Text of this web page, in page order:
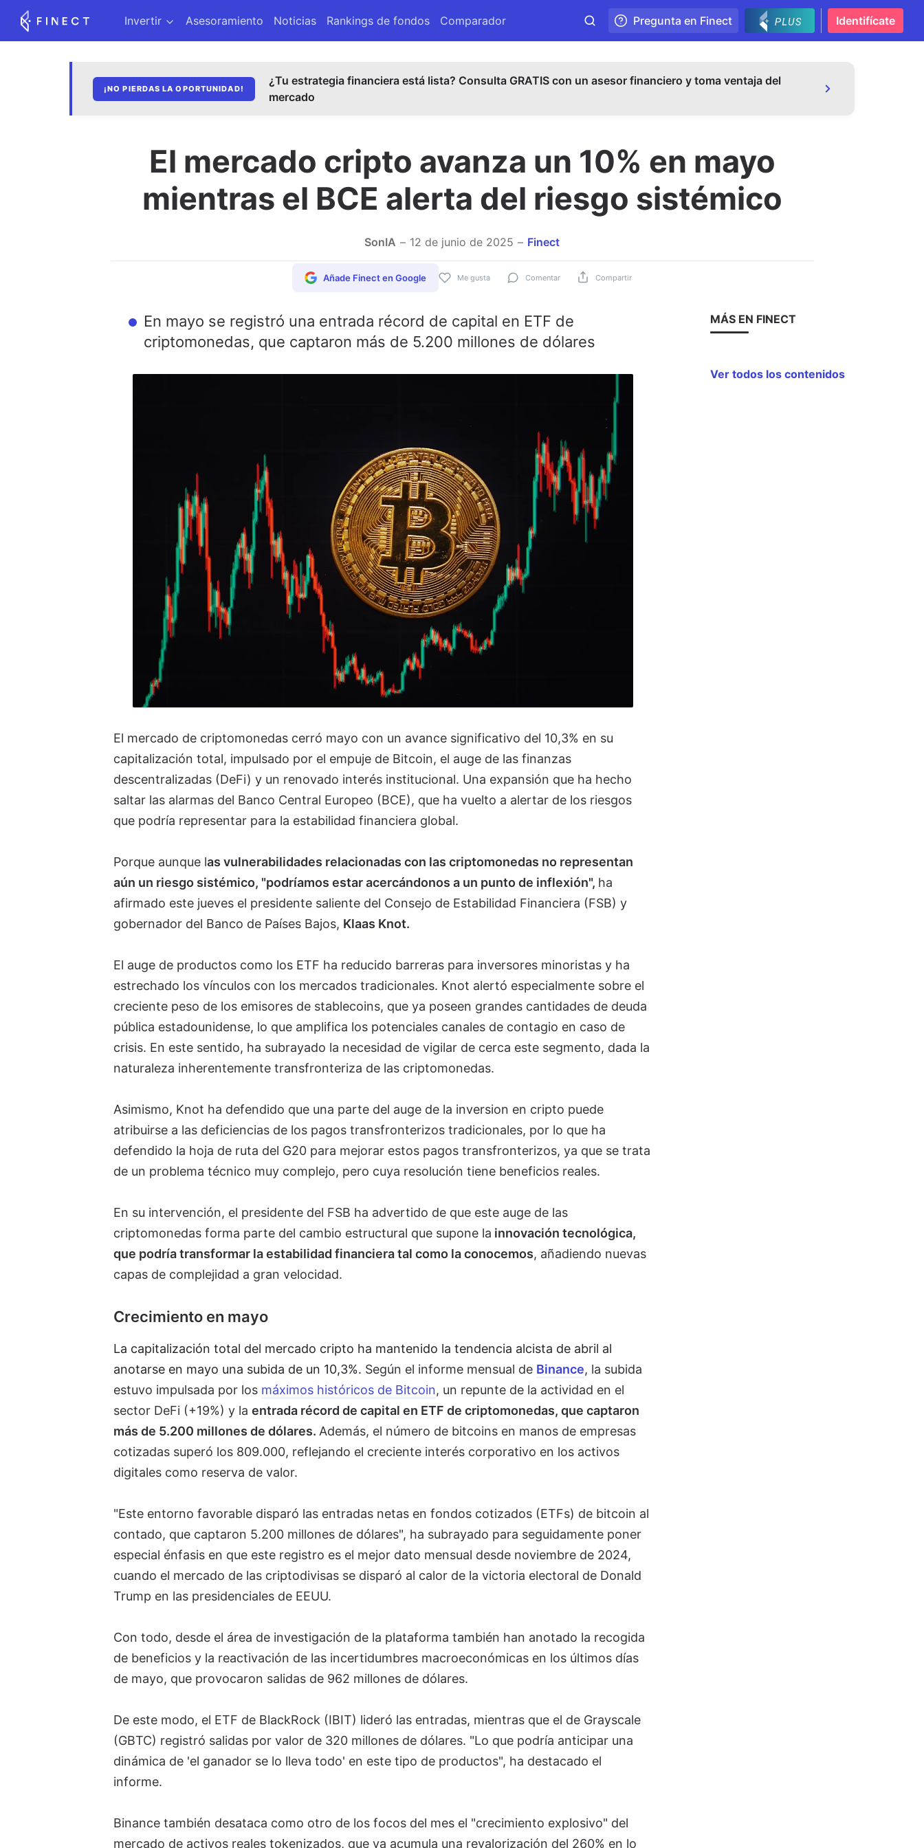
Invertir Asesoramiento Noticias Rankings de fondos Comparador Pregunta en Finect Identifícate
¡NO PIERDAS LA OPORTUNIDAD!
¿Tu estrategia financiera está lista? Consulta GRATIS con un asesor financiero y toma ventaja del
mercado
El mercado cripto avanza un 10% en mayo
mientras el BCE alerta del riesgo sistémico
SonIA 12 de junio de 2025 Finect
Me gusta Comentar Compartir
Añade Finect en Google
En mayo se registró una entrada récord de capital en ETF de
criptomonedas, que captaron más de 5.200 millones de dólares
El mercado de criptomonedas cerró mayo con un avance significativo del 10,3% en su
capitalización total, impulsado por el empuje de Bitcoin, el auge de las finanzas
descentralizadas (DeFi) y un renovado interés institucional. Una expansión que ha hecho
saltar las alarmas del Banco Central Europeo (BCE), que ha vuelto a alertar de los riesgos
que podría representar para la estabilidad financiera global.
Porque aunque las vulnerabilidades relacionadas con las criptomonedas no representan
aún un riesgo sistémico, "podríamos estar acercándonos a un punto de inflexión", ha
afirmado este jueves el presidente saliente del Consejo de Estabilidad Financiera (FSB) y
gobernador del Banco de Países Bajos, Klaas Knot.
El auge de productos como los ETF ha reducido barreras para inversores minoristas y ha
estrechado los vínculos con los mercados tradicionales. Knot alertó especialmente sobre el
creciente peso de los emisores de stablecoins, que ya poseen grandes cantidades de deuda
pública estadounidense, lo que amplifica los potenciales canales de contagio en caso de
crisis. En este sentido, ha subrayado la necesidad de vigilar de cerca este segmento, dada la
naturaleza inherentemente transfronteriza de las criptomonedas.
Asimismo, Knot ha defendido que una parte del auge de la inversion en cripto puede
atribuirse a las deficiencias de los pagos transfronterizos tradicionales, por lo que ha
defendido la hoja de ruta del G20 para mejorar estos pagos transfronterizos, ya que se trata
de un problema técnico muy complejo, pero cuya resolución tiene beneficios reales.
En su intervención, el presidente del FSB ha advertido de que este auge de las
criptomonedas forma parte del cambio estructural que supone la innovación tecnológica,
que podría transformar la estabilidad financiera tal como la conocemos, añadiendo nuevas
capas de complejidad a gran velocidad.
Crecimiento en mayo
La capitalización total del mercado cripto ha mantenido la tendencia alcista de abril al
anotarse en mayo una subida de un 10,3%. Según el informe mensual de Binance, la subida
estuvo impulsada por los máximos históricos de Bitcoin, un repunte de la actividad en el
sector DeFi (+19%) y la entrada récord de capital en ETF de criptomonedas, que captaron
más de 5.200 millones de dólares. Además, el número de bitcoins en manos de empresas
cotizadas superó los 809.000, reflejando el creciente interés corporativo en los activos
digitales como reserva de valor.
"Este entorno favorable disparó las entradas netas en fondos cotizados (ETFs) de bitcoin al
contado, que captaron 5.200 millones de dólares", ha subrayado para seguidamente poner
especial énfasis en que este registro es el mejor dato mensual desde noviembre de 2024,
cuando el mercado de las criptodivisas se disparó al calor de la victoria electoral de Donald
Trump en las presidenciales de EEUU.
Con todo, desde el área de investigación de la plataforma también han anotado la recogida
de beneficios y la reactivación de las incertidumbres macroeconómicas en los últimos días
de mayo, que provocaron salidas de 962 millones de dólares.
De este modo, el ETF de BlackRock (IBIT) lideró las entradas, mientras que el de Grayscale
(GBTC) registró salidas por valor de 320 millones de dólares. "Lo que podría anticipar una
dinámica de 'el ganador se lo lleva todo' en este tipo de productos", ha destacado el
informe.
Binance también desataca como otro de los focos del mes el "crecimiento explosivo" del
mercado de activos reales tokenizados, que ya acumula una revalorización del 260% en lo
MÁS EN FINECT
Ver todos los contenidos